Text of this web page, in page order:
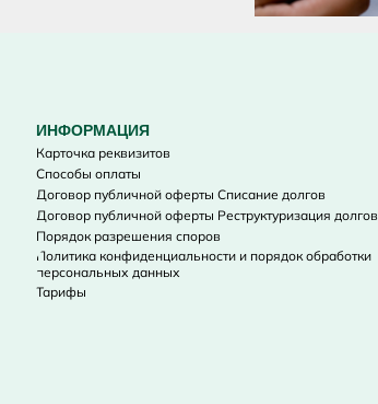
ИНФОРМАЦИЯ
Карточка реквизитов
Способы оплаты
Договор публичной оферты Списание долгов
Договор публичной оферты Реструктуризация долгов
Порядок разрешения споров
Политика конфиденциальности и порядок обработки
персональных данных
Тарифы